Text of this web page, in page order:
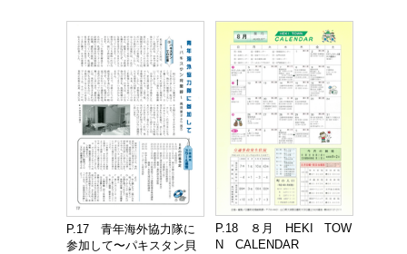
P.17 青年海外協力隊に
参加して〜パキスタン貝
P.18 ８月 HEKI TOW
N CALENDAR